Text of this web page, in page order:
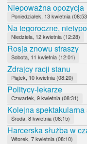
Niepoważna opozycja
Poniedziałek, 13 kwietnia
Na tegoroczne,
Niedziela, 12 kwietnia (12:28)
Rosja znowu straszy
Sobota, 11 kwietnia (12:01)
Zdrajcy racji stanu
Piątek, 10 kwietnia (08:20)
Politycy-lekarze
Czwartek, 9 kwietnia (08:31)
Kolejna
Środa, 8 kwietnia (08:15)
Harcerska służba w
Wtorek, 7 kwietnia (08:10)